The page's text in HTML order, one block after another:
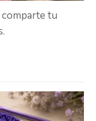
tu